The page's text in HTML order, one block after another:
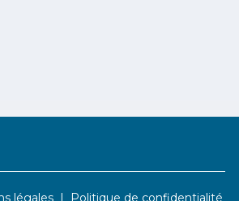
légales Politique de confidentialité